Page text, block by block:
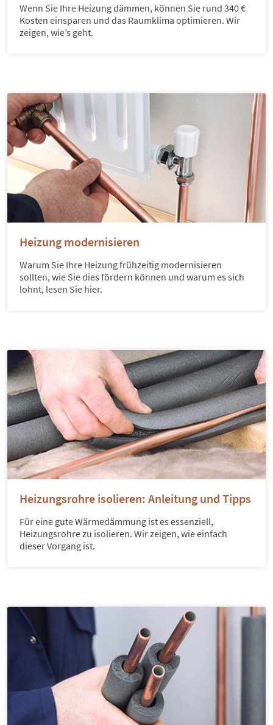
Wenn Sie Ihre Heizung dämmen, können Sie rund 340 €
Kosten einsparen und das Raumklima optimieren. Wir
zeigen, wie’s geht.
Heizung modernisieren
Warum Sie Ihre Heizung frühzeitig modernisieren
sollten, wie Sie dies fördern können und warum es sich
lohnt, lesen Sie hier.
Heizungsrohre isolieren: Anleitung und Tipps
Für eine gute Wärmedämmung ist es essenziell,
Heizungsrohre zu isolieren. Wir zeigen, wie einfach
dieser Vorgang ist.